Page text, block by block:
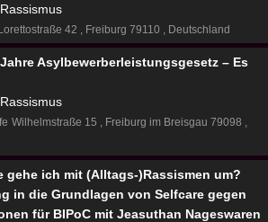
42 Freiburg 79110 Deutschland
Asylbewerberleistungsgesetz – Es
Wilhelmstraße 15
Freiburg im Breisgau 79098
gehe ich mit (Alltags-)Rassismen um?
in die Grundlagen von Selfcare gegen
für BIPoC mit Jeasuthan Nageswaren